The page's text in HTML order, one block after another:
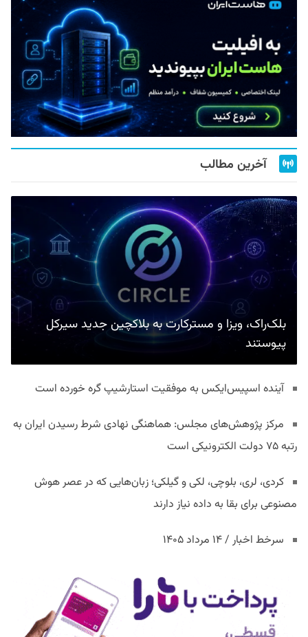
آخرین مطالب
بلک‌راک، ویزا و مسترکارت به بلاکچین جدید سیرکل
پیوستند
آینده اسپیس‌ایکس به موفقیت استارشیپ گره خورده است
مرکز پژوهش‌های مجلس: هماهنگی نهادی شرط رسیدن ایران به
رتبه ۷۵ دولت الکترونیکی است
کردی، لری، بلوچی، لکی و گیلکی؛ زبان‌هایی که در عصر هوش
مصنوعی برای بقا به داده نیاز دارند
سرخط اخبار / ۱۴ مرداد ۱۴۰۵